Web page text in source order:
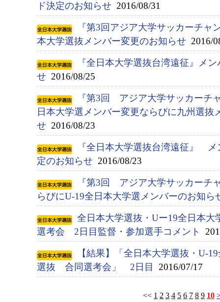
ド決定のお知らせ 2016/08/31
『第3回アジア大学サッカーチャ
本大学選抜メンバー変更のお知らせ 2016/
『全日本大学選抜台湾遠征』メ
せ 2016/08/25
『第3回 アジア大学サッカーチ
日本大学選メンバー変更ならびに九州選抜
せ 2016/08/23
『全日本大学選抜台湾遠征』
定のお知らせ 2016/08/23
『第3回 アジア大学サッカーチ
らびにU-19全日本大学選メンバーのお知ら
全日本大学選抜・Uー19全日本大
選考会 2日目監督・参加選手コメント
【結果】「全日本大学選抜・U-
選抜 合同選考会」 2日目
2016/07/17
<< 1 2 3 4 5 6 7 8 9 10